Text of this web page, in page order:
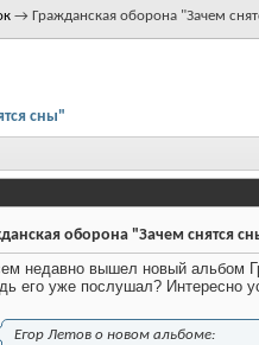
→ Гражданская оборона "Зачем
сны"
оборона "Зачем снятся
недавно вышел новый альбом
его уже послушал? Интересно
Егор Летов о новом альбоме: